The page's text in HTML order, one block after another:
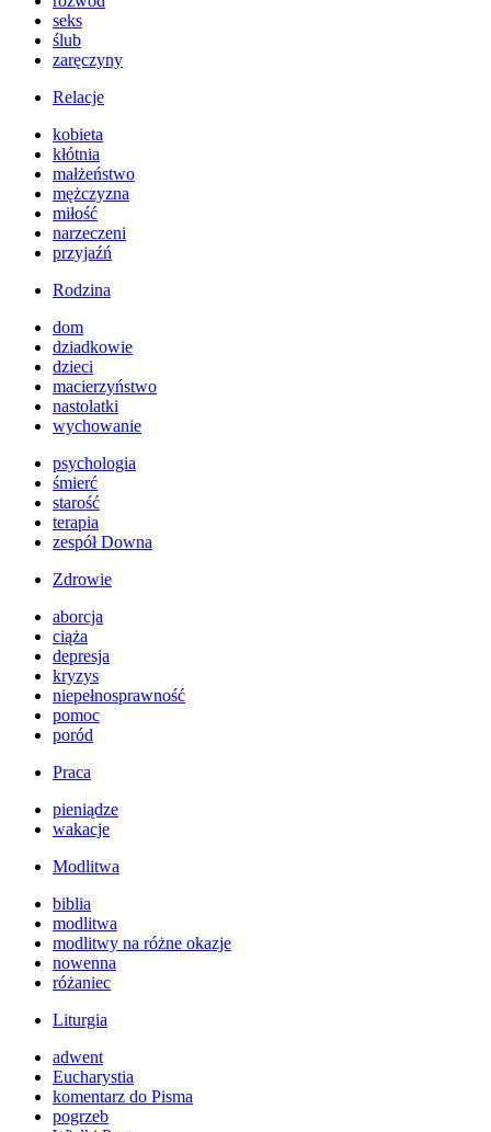
seks
ślub
zaręczyny
Relacje
kobieta
kłótnia
małżeństwo
mężczyzna
miłość
narzeczeni
przyjaźń
Rodzina
dom
dziadkowie
dzieci
macierzyństwo
nastolatki
wychowanie
psychologia
śmierć
starość
terapia
zespół Downa
Zdrowie
aborcja
ciąża
depresja
kryzys
niepełnosprawność
pomoc
poród
Praca
pieniądze
wakacje
Modlitwa
biblia
modlitwa
modlitwy na różne okazje
nowenna
różaniec
Liturgia
adwent
Eucharystia
komentarz do Pisma
pogrzeb